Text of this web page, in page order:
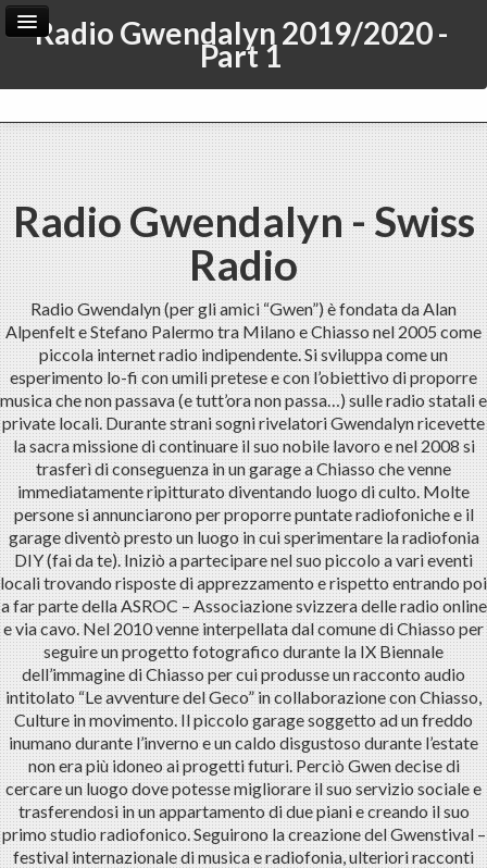
Radio Gwendalyn 2019/2020 -
Part 1
Home Archive
Admin
Radio Gwendalyn - Swiss
Radio
Radio Gwendalyn (per gli amici “Gwen”) è fondata da Alan
Alpenfelt e Stefano Palermo tra Milano e Chiasso nel 2005 come
piccola internet radio indipendente. Si sviluppa come un
esperimento lo-fi con umili pretese e con l’obiettivo di proporre
musica che non passava (e tutt’ora non passa…) sulle radio statali e
private locali. Durante strani sogni rivelatori Gwendalyn ricevette
la sacra missione di continuare il suo nobile lavoro e nel 2008 si
trasferì di conseguenza in un garage a Chiasso che venne
immediatamente ripitturato diventando luogo di culto. Molte
persone si annunciarono per proporre puntate radiofoniche e il
garage diventò presto un luogo in cui sperimentare la radiofonia
DIY (fai da te). Iniziò a partecipare nel suo piccolo a vari eventi
locali trovando risposte di apprezzamento e rispetto entrando poi
a far parte della ASROC – Associazione svizzera delle radio online
e via cavo. Nel 2010 venne interpellata dal comune di Chiasso per
seguire un progetto fotografico durante la IX Biennale
dell’immagine di Chiasso per cui produsse un racconto audio
intitolato “Le avventure del Geco” in collaborazione con Chiasso,
Culture in movimento. Il piccolo garage soggetto ad un freddo
inumano durante l’inverno e un caldo disgustoso durante l’estate
non era più idoneo ai progetti futuri. Perciò Gwen decise di
cercare un luogo dove potesse migliorare il suo servizio sociale e
trasferendosi in un appartamento di due piani e creando il suo
primo studio radiofonico. Seguirono la creazione del Gwenstival –
festival internazionale di musica e radiofonia, ulteriori racconti